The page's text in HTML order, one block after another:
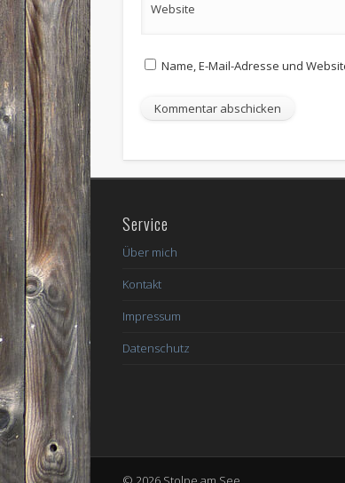
Website
Name, E-Mail-Adresse und
Service
Über mich
Kontakt
Impressum
Datenschutz